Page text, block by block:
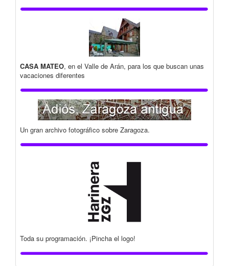
CASA MATEO, en el Valle de Arán, para los que buscan unas
vacaciones diferentes
Un gran archivo fotográfico sobre Zaragoza.
Toda su programación. ¡Pincha el logo!